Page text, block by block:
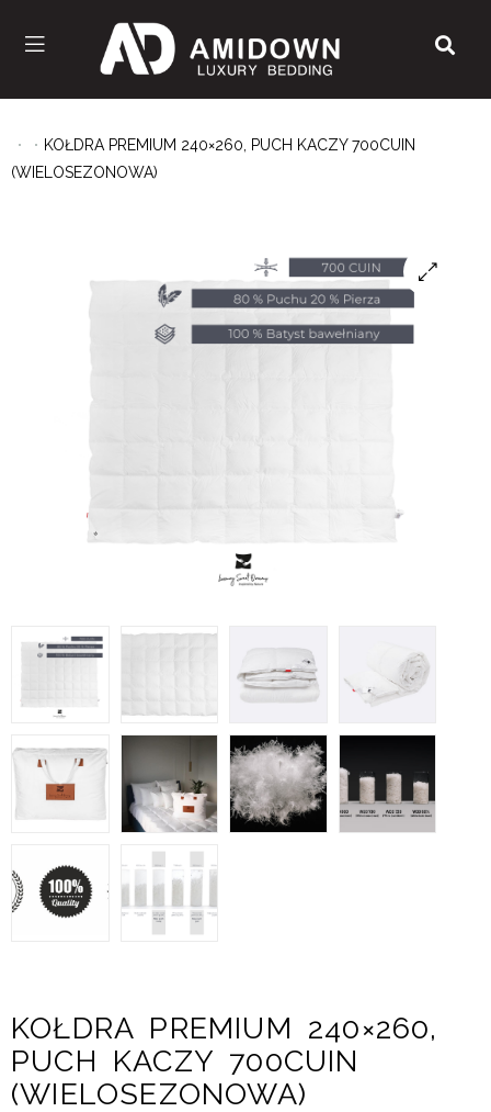
KOŁDRA PREMIUM 240×260, PUCH KACZY 700CUIN
(WIELOSEZONOWA)
KOŁDRA PREMIUM 240×260,
PUCH KACZY 700CUIN
(WIELOSEZONOWA)